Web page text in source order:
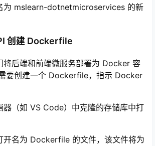
为 mslearn-dotnetmicroservices 的新
创建 Dockerfile
将后端和前端微服务部署为 Docker 容
要创建一个 Dockerfile，指示 Docker
器（如 VS Code）中克隆的存储库中打
开名为 Dockerfile 的文件，该文件将为